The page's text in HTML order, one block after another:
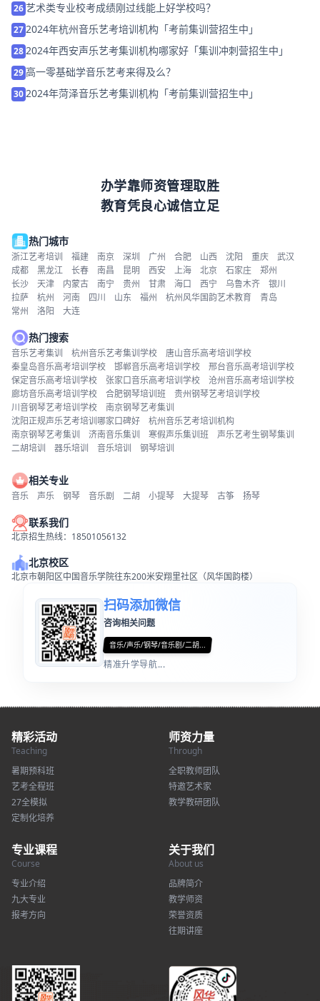
26艺术类专业校考成绩刚过线能上好学校吗？
272024年杭州音乐艺考培训机构「考前集训营招生中」
282024年西安声乐艺考集训机构哪家好「集训冲刺营招生中」
29高一零基础学音乐艺考来得及么？
302024年菏泽音乐艺考集训机构「考前集训营招生中」
办学靠师资管理取胜
教育凭良心诚信立足
热门城市
浙江艺考培训 福建 南京 深圳 广州 合肥 山西 沈阳 重庆
武汉
成都
黑龙江 长春 南昌 昆明 西安 上海 北京 石家庄
郑州
长沙
天津 内蒙古 南宁 贵州 甘肃 海口 西宁 乌鲁木齐
银川
拉萨
杭州 河南 四川 山东 福州 杭州风华国韵艺术教育
青岛
常州
洛阳 大连
热门搜索
音乐艺考集训 杭州音乐艺考集训学校
唐山音乐高考培训学校
秦皇岛音乐高考培训学校
邯郸音乐高考培训学校
邢台音乐高考培训学校
保定音乐高考培训学校
张家口音乐高考培训学校
沧州音乐高考培训学校
廊坊音乐高考培训学校
合肥钢琴培训班
贵州钢琴艺考培训学校
川音钢琴艺考培训学校
南京钢琴艺考集训
沈阳正规声乐艺考培训哪家口碑好
杭州音乐艺考培训机构
南京钢琴艺考集训
济南音乐集训 寒假声乐集训班
声乐艺考生钢琴集训
二胡培训
器乐培训 音乐培训 钢琴培训
相关专业
音乐 声乐 钢琴 音乐剧 二胡 小提琴 大提琴 古筝 扬琴
联系我们
北京招生热线：18501056132
北京校区
北京市朝阳区中国音乐学院往东200米安翔里社区（风华国韵楼）
扫码添加微信
咨询相关问题
音乐/声乐/钢琴/音乐剧/二胡...
精准升学导航...
精彩活动
Teaching
暑期预科班
艺考全程班
27全模拟
定制化培养
师资力量
Through
全职教师团队
特邀艺术家
教学教研团队
专业课程
Course
专业介绍
九大专业
报考方向
关于我们
About us
品牌简介
教学师资
荣誉资质
往期讲座